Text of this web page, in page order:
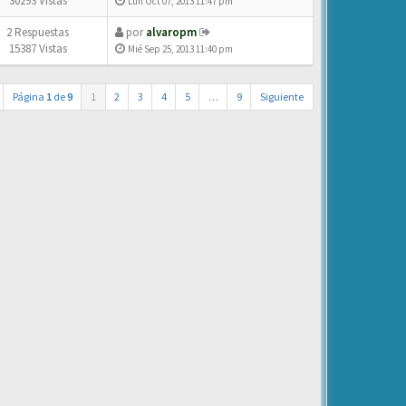
2 Respuestas
15387 Vistas
poralvaropm
Mié Sep 25, 2013 11:40 pm
Página 1 de9 1 2 3 4 5 … 9 Siguiente